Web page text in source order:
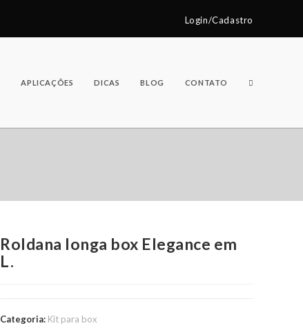
Login/Cadastro
APLICAÇÕES DICAS BLOG CONTATO
Roldana longa box Elegance em
L.
Categoria: Kit para box